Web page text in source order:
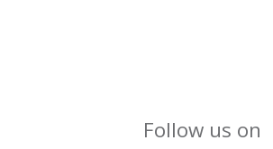
Follow us on